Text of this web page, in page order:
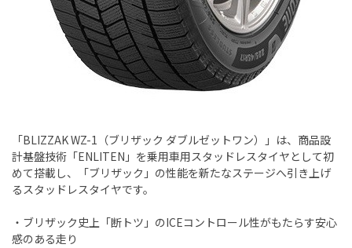
「BLIZZAK WZ-1（ブリザック ダブルゼットワン）」は、商品設
計基盤技術「ENLITEN」を乗用車用スタッドレスタイヤとして初
めて搭載し、「ブリザック」の性能を新たなステージへ引き上げ
るスタッドレスタイヤです。
・ブリザック史上「断トツ」のICEコントロール性がもたらす安心
感のある走り